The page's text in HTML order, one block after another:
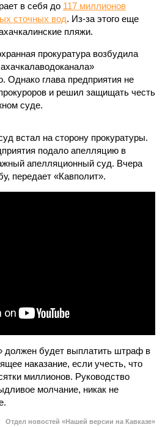
в себя до 117 миллионов
сточных вод. Из-за этого еще
пляжи.
прокуратура возбудила
Однако глава предприятия не
и решил защищать честь
суде.
встал на сторону прокуратуры.
подало апелляцию в
апелляционный суд. Вчера
передает «Кавполит».
должен будет выплатить штраф в
наказание, если учесть, что
миллионов. Руководство
молчание, никак не
Отдел новостей «Нашей версии на Кавказе»